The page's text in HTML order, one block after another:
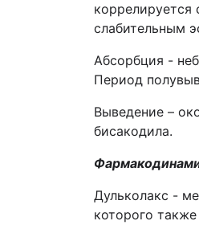
слабительным
Абсорбция -
Период
Выведение –
бисакодила.
Дульколакс -
которого